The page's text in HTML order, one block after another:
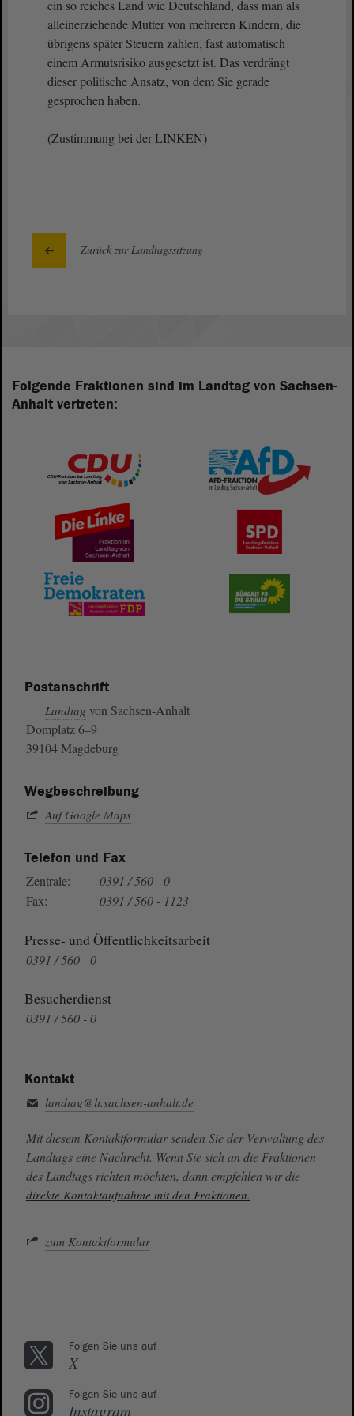
ein so reiches Land wie Deutschland, dass man als
alleinerziehende Mutter von mehreren Kindern, die
übrigens später Steuern zahlen, fast automatisch
einem Armutsrisiko ausgesetzt ist. Das verdrängt
dieser politische Ansatz, von dem Sie gerade
gesprochen haben.
(Zustimmung bei der LINKEN)
Zurück zur Landtagssitzung
Folgende Fraktionen sind im Landtag von Sachsen-
Anhalt vertreten:
Postanschrift
Landtag von Sachsen-Anhalt
Domplatz 6–9
39104 Magdeburg
Wegbeschreibung
Auf Google Maps
Telefon und Fax
Zentrale:
0391 / 560 - 0
Fax:
0391 / 560 - 1123
Presse- und Öffentlichkeitsarbeit
0391 / 560 - 0
Besucherdienst
0391 / 560 - 0
Kontakt
landtag@lt.sachsen-anhalt.de
Mit diesem Kontaktformular senden Sie der Verwaltung des
Landtags eine Nachricht. Wenn Sie sich an die Fraktionen
des Landtags richten möchten, dann empfehlen wir die
direkte Kontaktaufnahme mit den Fraktionen.
zum Kontaktformular
Folgen Sie uns auf
X
Folgen Sie uns auf
Instagram